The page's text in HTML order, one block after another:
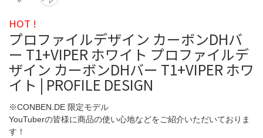
HOT !
プロファイルデザイン カーボンDHバ
ー T1+VIPER ホワイト プロファイルデ
ザイン カーボンDHバー T1+VIPER ホワ
イト | PROFILE DESIGN
※CONBEN.DE 限定モデル
YouTuberの皆様に商品の使い心地などをご紹介いただいておりま
す！